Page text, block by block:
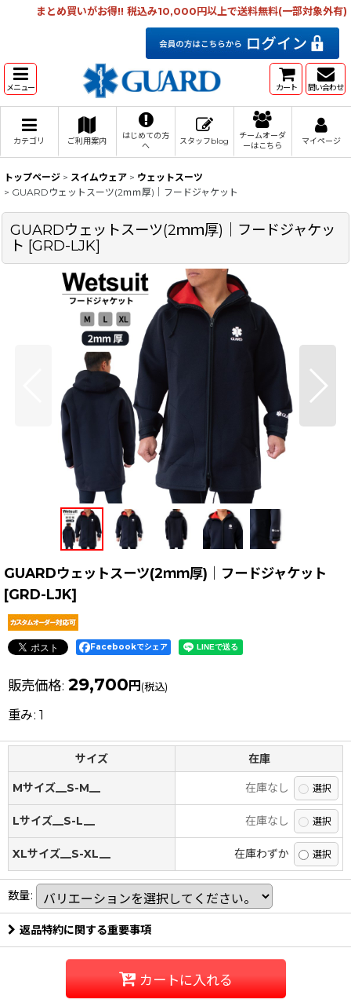
まとめ買いがお得!! 税込み10,000円以上で送料無料(一部対象外有)
メニュー カート 問い合わせ
カテゴリ ご利用案内
はじめての方
へ
スタッフblog
チームオーダ
ーはこちら
マイページ
トップページ > スイムウェア > ウェットスーツ
> GUARDウェットスーツ(2ｍｍ厚)｜フードジャケット
GUARDウェットスーツ(2ｍｍ厚)｜フードジャケッ
ト [GRD-LJK]
GUARDウェットスーツ(2ｍｍ厚)｜フードジャケット
[GRD-LJK]
Facebookでシェア
販売価格: 29,700 円 (税込)
重み: 1
サイズ 在庫
Mサイズ__S-M__ 在庫なし
Lサイズ__S-L__ 在庫なし
XLサイズ__S-XL__ 在庫わずか
数量:
返品特約に関する重要事項
カートに入れる